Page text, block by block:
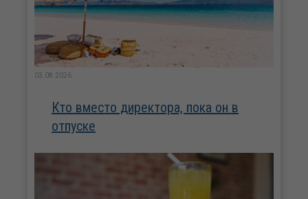
03.08.2026
Кто вместо директора, пока он в
отпуске